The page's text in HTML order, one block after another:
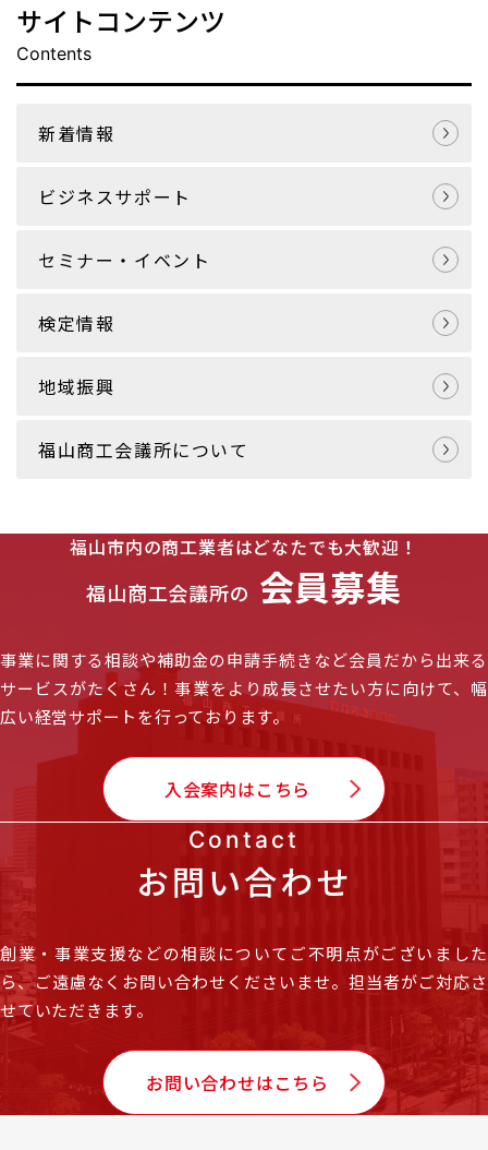
サイトコンテンツ
Contents
新着情報
ビジネスサポート
セミナー・イベント
検定情報
地域振興
福山商工会議所について
福山市内の商工業者はどなたでも大歓迎！
福山商工会議所の 会員募集
事業に関する相談や補助金の申請手続きなど会員だから出来る
サービスがたくさん！事業をより成長させたい方に向けて、幅
広い経営サポートを行っております。
入会案内はこちら
Contact
お問い合わせ
創業・事業支援などの相談についてご不明点がございました
ら、ご遠慮なくお問い合わせくださいませ。担当者がご対応さ
せていただきます。
お問い合わせはこちら